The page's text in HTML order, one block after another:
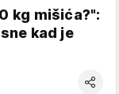
kg mišića?":
kad je